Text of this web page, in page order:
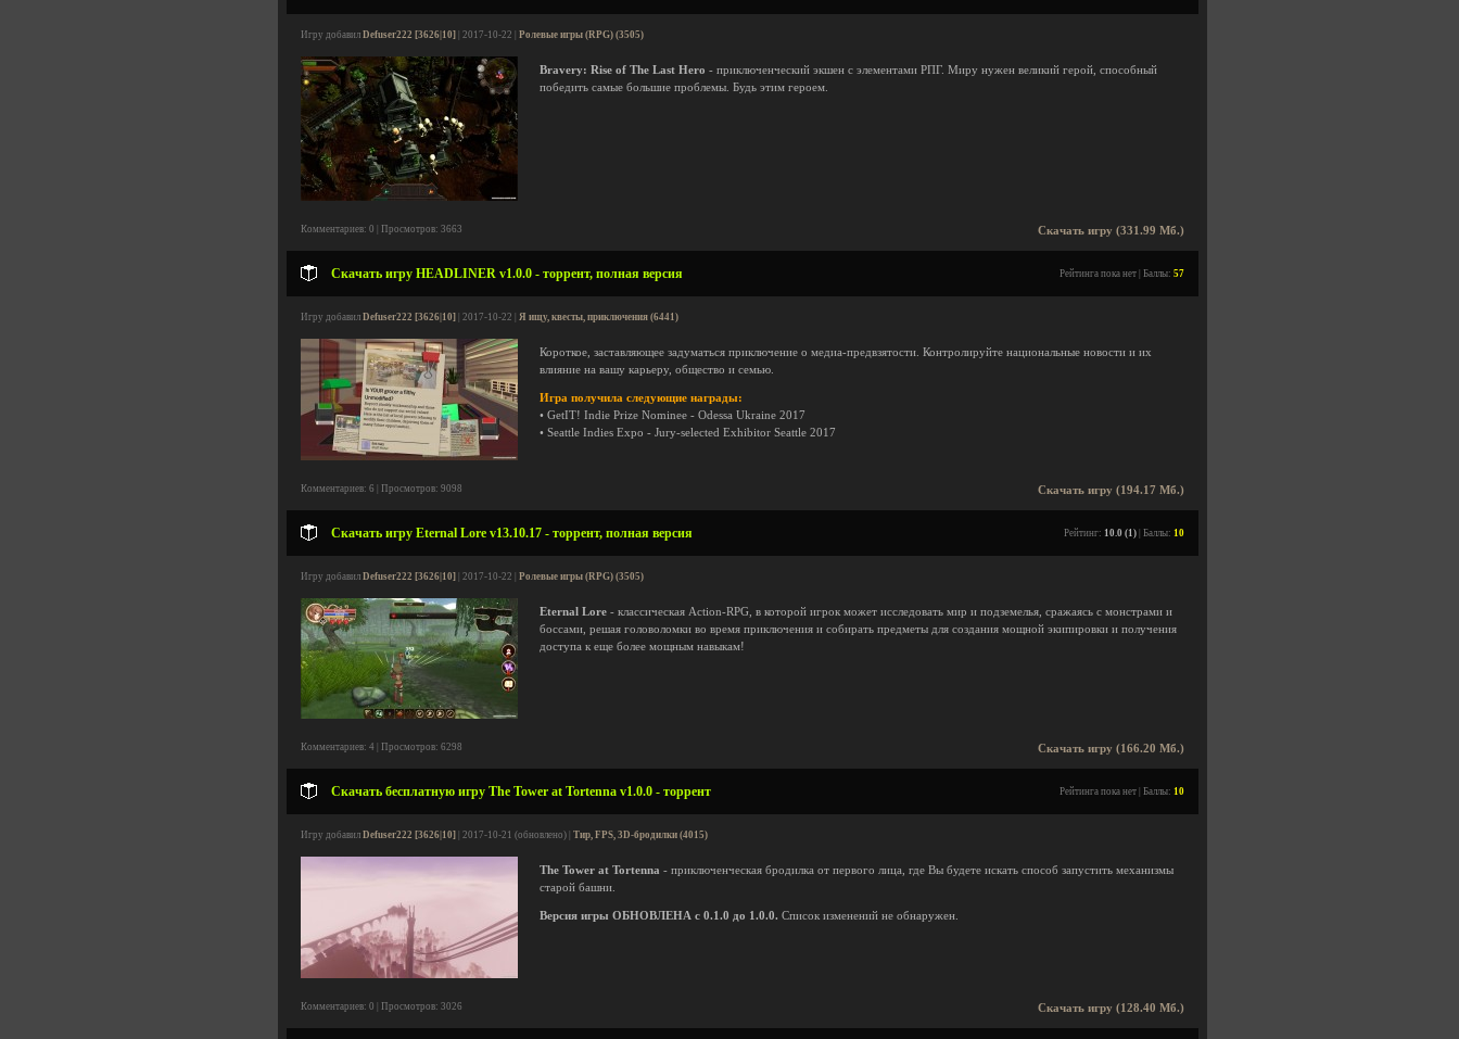
Игру добавил Defuser222 [3626|10] | 2017-10-22 | Ролевые игры (RPG) (3505)
Bravery: Rise of The Last Hero - приключенческий экшен с элементами РПГ. Миру нужен великий герой, способный
победить самые большие проблемы. Будь этим героем.
Скачать игру (331.99 Мб.)
Комментариев: 0 | Просмотров: 3663
Скачать игру HEADLINER v1.0.0 - торрент, полная версия Рейтинга пока нет | Баллы: 57
Игру добавил Defuser222 [3626|10] | 2017-10-22 | Я ищу, квесты, приключения (6441)
Короткое, заставляющее задуматься приключение о медиа-предвзятости. Контролируйте национальные новости и их
влияние на вашу карьеру, общество и семью.
Игра получила следующие награды:
• GetIT! Indie Prize Nominee - Odessa Ukraine 2017
• Seattle Indies Expo - Jury-selected Exhibitor Seattle 2017
Скачать игру (194.17 Мб.)
Комментариев: 6 | Просмотров: 9098
Скачать игру Eternal Lore v13.10.17 - торрент, полная версия Рейтинг: 10.0 (1) | Баллы: 10
Игру добавил Defuser222 [3626|10] | 2017-10-22 | Ролевые игры (RPG) (3505)
Eternal Lore - классическая Action-RPG, в которой игрок может исследовать мир и подземелья, сражаясь с монстрами и
боссами, решая головоломки во время приключения и собирать предметы для создания мощной экипировки и получения
доступа к еще более мощным навыкам!
Скачать игру (166.20 Мб.)
Комментариев: 4 | Просмотров: 6298
Скачать бесплатную игру The Tower at Tortenna v1.0.0 - торрент Рейтинга пока нет | Баллы: 10
Игру добавил Defuser222 [3626|10] | 2017-10-21 (обновлено) | Тир, FPS, 3D-бродилки (4015)
The Tower at Tortenna - приключенческая бродилка от первого лица, где Вы будете искать способ запустить механизмы
старой башни.
Версия игры ОБНОВЛЕНА с 0.1.0 до 1.0.0. Список изменений не обнаружен.
Скачать игру (128.40 Мб.)
Комментариев: 0 | Просмотров: 3026